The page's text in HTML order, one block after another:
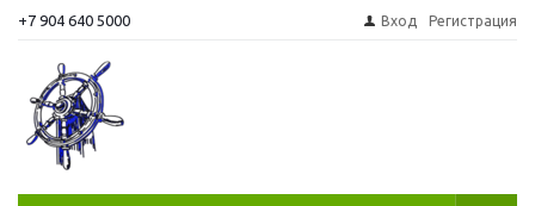
+7 904 640 5000 Вход Регистрация